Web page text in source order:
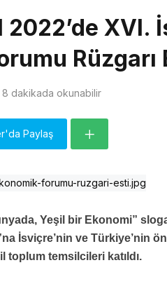
XVI.
Rüzgarı
8 dakikada okunabilir
Paylaş
Yeşil bir Ekonomi”
İsviçre’nin ve Türkiye’nin
toplum temsilcileri katıldı.